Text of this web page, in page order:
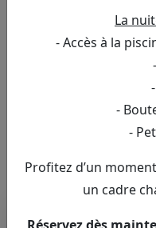
La
- Accès à la
-
-
Profitez d’un
un cadre
la transpiration élimine
L’utilisation du sauna
et stimule la circulation
véritable aide au
problèmes de peau :
grâce aux
bénéfices pour lecorps